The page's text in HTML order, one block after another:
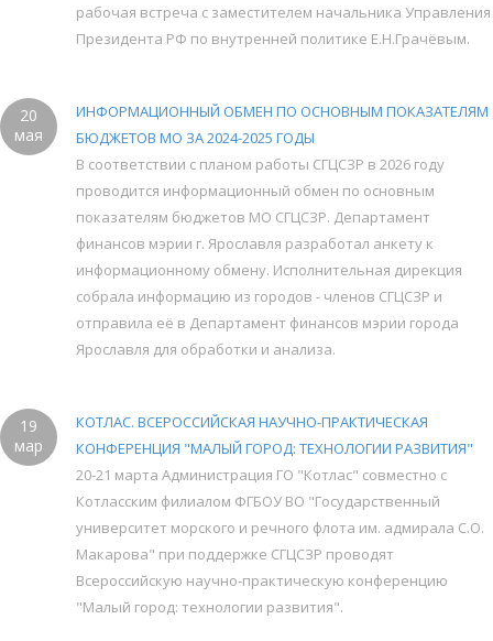
рабочая встреча с заместителем начальника Управления
Президента РФ по внутренней политике Е.Н.Грачёвым.
20
мая
ИНФОРМАЦИОННЫЙ ОБМЕН ПО ОСНОВНЫМ ПОКАЗАТЕЛЯМ
БЮДЖЕТОВ МО ЗА 2024-2025 ГОДЫ
В соответствии с планом работы СГЦСЗР в 2026 году
проводится информационный обмен по основным
показателям бюджетов МО СГЦСЗР. Департамент
финансов мэрии г. Ярославля разработал анкету к
информационному обмену. Исполнительная дирекция
собрала информацию из городов - членов СГЦСЗР и
отправила её в Департамент финансов мэрии города
Ярославля для обработки и анализа.
19
мар
КОТЛАС. ВСЕРОССИЙСКАЯ НАУЧНО-ПРАКТИЧЕСКАЯ
КОНФЕРЕНЦИЯ "МАЛЫЙ ГОРОД: ТЕХНОЛОГИИ РАЗВИТИЯ"
20-21 марта Администрация ГО "Котлас" совместно с
Котласским филиалом ФГБОУ ВО "Государственный
университет морского и речного флота им. адмирала С.О.
Макарова" при поддержке СГЦСЗР проводят
Всероссийскую научно-практическую конференцию
"Малый город: технологии развития".